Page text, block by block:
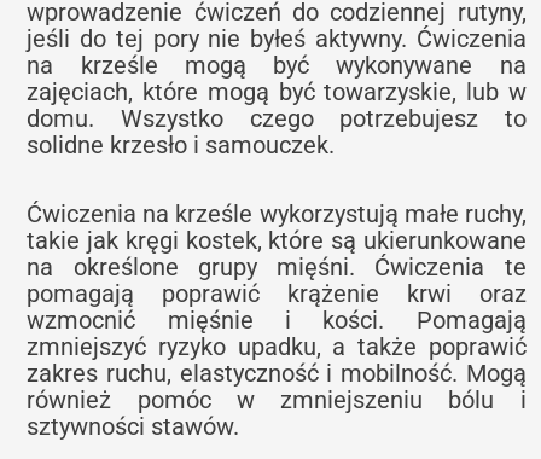
wprowadzenie ćwiczeń do codziennej rutyny,
jeśli do tej pory nie byłeś aktywny. Ćwiczenia
na krześle mogą być wykonywane na
zajęciach, które mogą być towarzyskie, lub w
domu. Wszystko czego potrzebujesz to
solidne krzesło i samouczek.
Ćwiczenia na krześle wykorzystują małe ruchy,
takie jak kręgi kostek, które są ukierunkowane
na określone grupy mięśni. Ćwiczenia te
pomagają poprawić krążenie krwi oraz
wzmocnić mięśnie i kości. Pomagają
zmniejszyć ryzyko upadku, a także poprawić
zakres ruchu, elastyczność i mobilność. Mogą
również pomóc w zmniejszeniu bólu i
sztywności stawów.